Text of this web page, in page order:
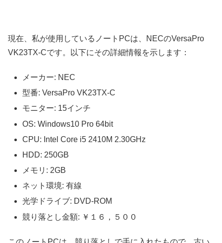
現在、私が使用しているノートPCは、NECのVersaPro
VK23TX-Cです。以下にその詳細情報を示します：
メーカー: NEC
型番: VersaPro VK23TX-C
モニター: 15インチ
OS: Windows10 Pro 64bit
CPU: Intel Core i5 2410M 2.30GHz
HDD: 250GB
メモリ: 2GB
ネット環境: 有線
光学ドライブ: DVD-ROM
競り落とし金額: ￥１６，５００